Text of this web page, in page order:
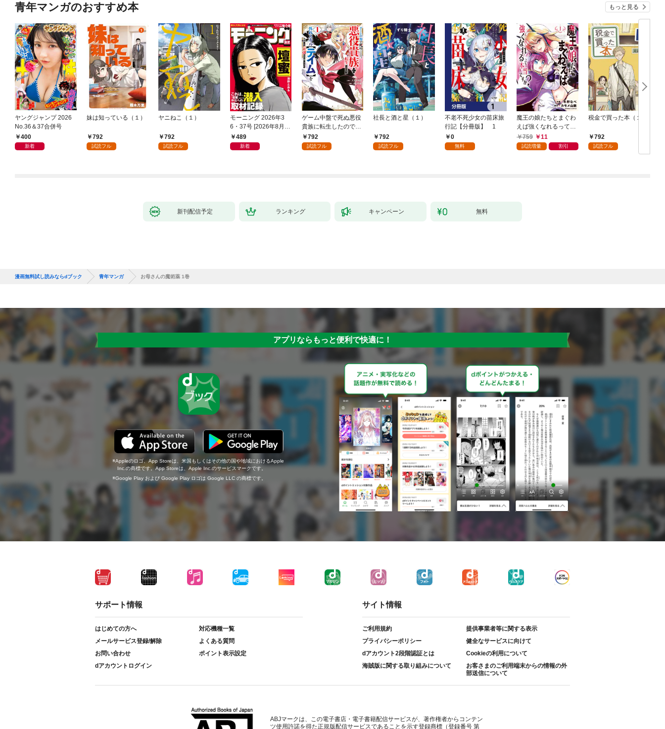
青年マンガのおすすめ本 もっと見る
ヤングジャンプ 2026
No.36＆37合併号
400
新着
妹は知っている（１）
792
試読フル
ヤニねこ（１）
792
試読フル
モーニング 2026年3
6・37号 [2026年8月6
日発売]
489
新着
ゲーム中盤で死ぬ悪役
貴族に転生したので、
外れスキル【テイム】
を駆使して最強を目指
792
試読フル
社長と酒と星（１）
792
試読フル
不老不死少女の苗床旅
行記【分冊版】 1
0
無料
魔王の娘たちとまぐわ
えば強くなれるって本
当ですか？【特典ペー
パー付き】【カラーペ
759 11
試読増量 割引
税金で買った本（１）
792
試読フル
新刊配信予定 ランキング キャンペーン 無料
漫画無料試し読みならdブック 青年マンガ お母さんの魔術薬 1巻
アプリならもっと便利で快適に！
Appleのロゴ、App Storeは、米国もしくはその他の国や地域におけるApple
Inc.の商標です。App Storeは、Apple Inc.のサービスマークです。
Google Play および Google Play ロゴは Google LLC の商標です。
サポート情報
はじめての方へ
対応機種一覧
メールサービス登録/解除
よくある質問
お問い合わせ
ポイント表示設定
dアカウントログイン
サイト情報
ご利用規約
提供事業者等に関する表示
プライバシーポリシー
健全なサービスに向けて
dアカウント2段階認証とは
Cookieの利用について
海賊版に関する取り組みについて
お客さまのご利用端末からの情報の外
部送信について
ABJマークは、この電子書店・電子書籍配信サービスが、著作権者からコンテン
ツ使用許諾を得た正規版配信サービスであることを示す登録商標（登録番号 第